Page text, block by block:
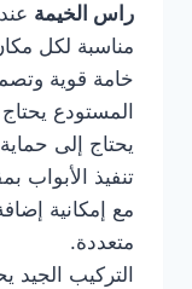
راس الخيمة
مناسبة لكل
خامة قوية
المستودع
يحتاج إلى
تنفيذ
مع إمكانية
متعددة.
التركيب